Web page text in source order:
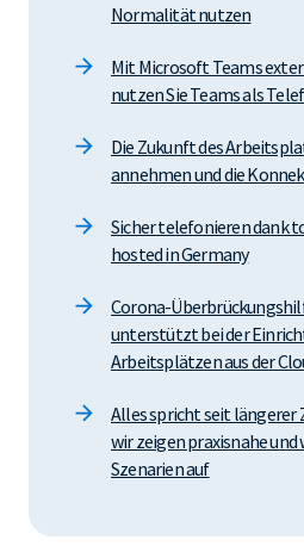
Normalität nutzen
Mit Microsoft Teams
nutzen Sie Teams als
Die Zukunft des
annehmen und die
Sicher telefonieren dank
hosted in Germany
Corona-
unterstützt bei der
Arbeitsplätzen aus der
Alles spricht seit längerer
wir zeigen praxisnahe
Szenarien auf